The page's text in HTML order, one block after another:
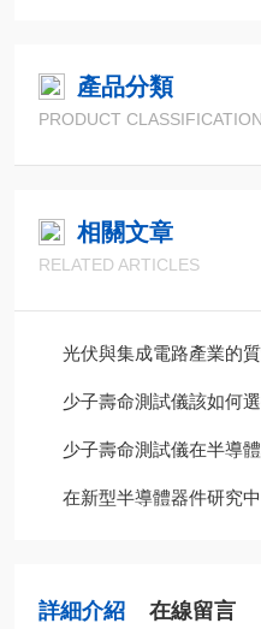
產品分類
PRODUCT CLASSIFICATION
相關文章
RELATED ARTICLES
光伏與集成電路產業的質量衛士
少子壽命測試儀該如何
少子壽命測試儀在半導
在新型半導體器件研究中
詳細介紹 在線留言